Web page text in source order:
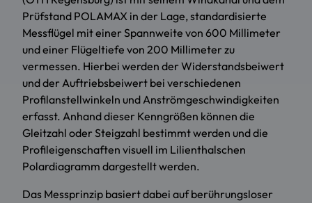
Prüfstand POLAMAX in der Lage, standardisierte
Messflügel mit einer Spannweite von 600 Millimeter
und einer Flügeltiefe von 200 Millimeter zu
vermessen. Hierbei werden der Widerstandsbeiwert
und der Auftriebsbeiwert bei verschiedenen
Profilanstellwinkeln und Anströmgeschwindigkeiten
erfasst. Anhand dieser Kenngrößen können die
Gleitzahl oder Steigzahl bestimmt werden und die
Profileigenschaften visuell im Lilienthalschen
Polardiagramm dargestellt werden.
Das Messprinzip basiert dabei auf berührungsloser